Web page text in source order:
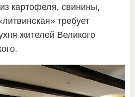
картофеля, свинины,
требует
жителей Великого